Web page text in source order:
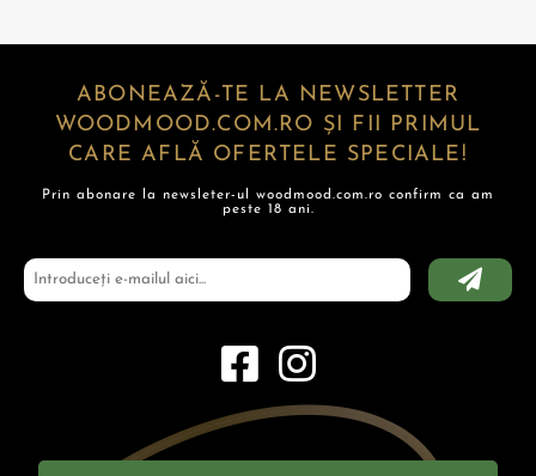
ABONEAZĂ-TE LA NEWSLETTER
WOODMOOD.COM.RO ȘI FII PRIMUL
CARE AFLĂ OFERTELE SPECIALE!
Prin abonare la newsleter-ul woodmood.com.ro confirm ca am
peste 18 ani.